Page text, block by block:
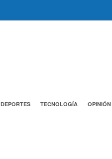
DEPORTES TECNOLOGÍA OPINIÓN